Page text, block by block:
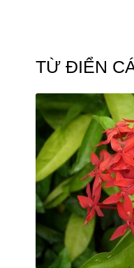
TỪ ĐIỂN